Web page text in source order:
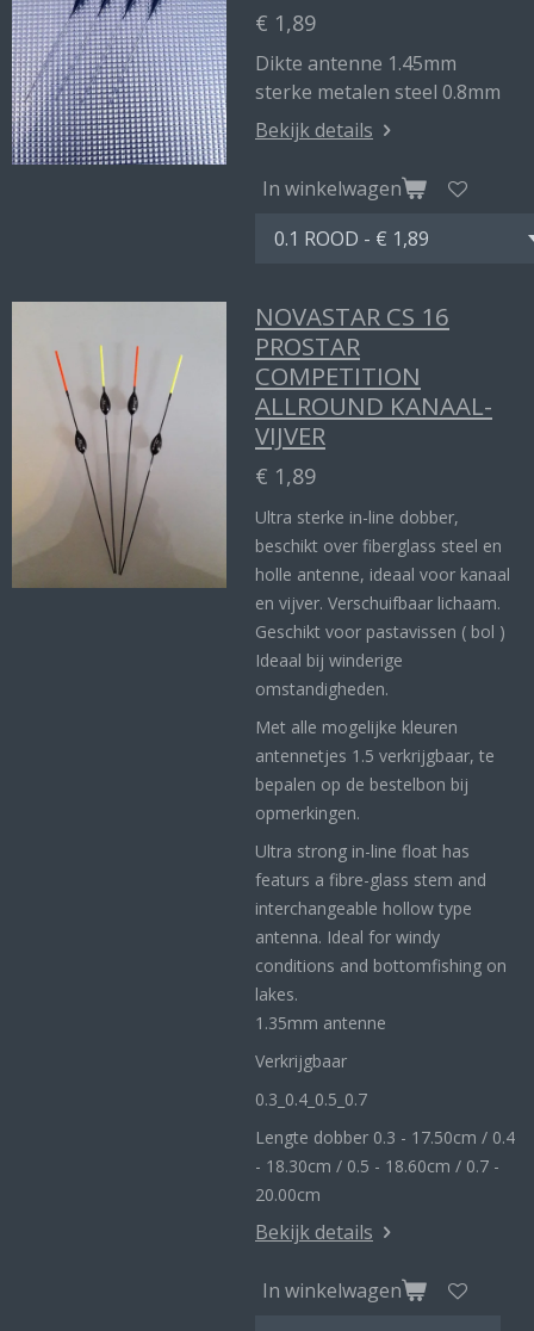
€ 1,89
Dikte antenne 1.45mm
sterke metalen steel 0.8mm
Bekijk details
In winkelwagen
NOVASTAR CS 16
PROSTAR
COMPETITION
ALLROUND KANAAL-
VIJVER
€ 1,89
Ultra sterke in-line dobber,
beschikt over fiberglass steel en
holle antenne, ideaal voor kanaal
en vijver. Verschuifbaar lichaam.
Geschikt voor pastavissen ( bol )
Ideaal bij winderige
omstandigheden.
Met alle mogelijke kleuren
antennetjes 1.5 verkrijgbaar, te
bepalen op de bestelbon bij
opmerkingen.
Ultra strong in-line float has
featurs a fibre-glass stem and
interchangeable hollow type
antenna. Ideal for windy
conditions and bottomfishing on
lakes.
1.35mm antenne
Verkrijgbaar
0.3_ 0.4_ 0.5_0.7
Lengte dobber 0.3 - 17.50cm / 0.4
- 18.30cm / 0.5 - 18.60cm / 0.7 -
20.00cm
Bekijk details
In winkelwagen